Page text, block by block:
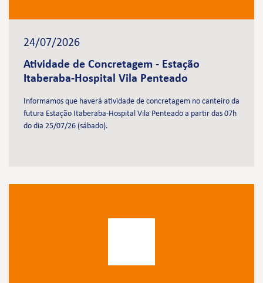
24/07/2026
Atividade de Concretagem - Estação
Itaberaba-Hospital Vila Penteado
Informamos que haverá atividade de concretagem no canteiro da
futura Estação Itaberaba-Hospital Vila Penteado a partir das 07h
do dia 25/07/26 (sábado).